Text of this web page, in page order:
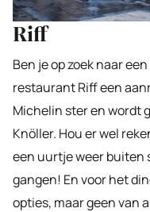
Riff
Ben je op zoek naar
restaurant Riff een
Michelin ster en wordt
Knöller. Hou er wel
een uurtje weer buiten
gangen! En voor het
opties, maar geen van